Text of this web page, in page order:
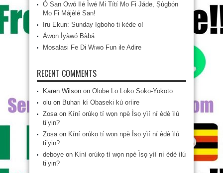
Ó San Owó Ilé Ìwé Mi Títí Mo Fi Jáde, Ṣùgbọ́n
Mo Fi Májèlé San!
Iru Ekun: Sunday Igboho ti kéde o!
Àwọn Ìyàwó Bàbá
Mosalasi Fe Di Wiwo Fun ile Adire
RECENT COMMENTS
Karen Wilson on Olobe Lo Loko Soko-Yokoto
olu on Buhari kí Obaseki kú oríire
Zosaon Kíní orúkọ tí wọn npè Ìsọ yìí ní èdè ìlú
ti’yin?
Zosaon Kíní orúkọ tí wọn npè Ìsọ yìí ní èdè ìlú
ti’yin?
deboye on Kíní orúkọ tí wọn npè Ìsọ yìí ní èdè ìlú
ti’yin?